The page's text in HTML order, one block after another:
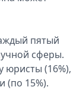
пятый
сферы.
юристы (16%),
(по 15%).